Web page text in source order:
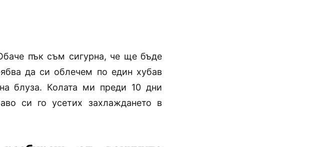
пък съм сигурна, че ще бъде
да си облечем по един хубав
блуза. Колата ми преди 10 дни
си го усетих захлаждането в